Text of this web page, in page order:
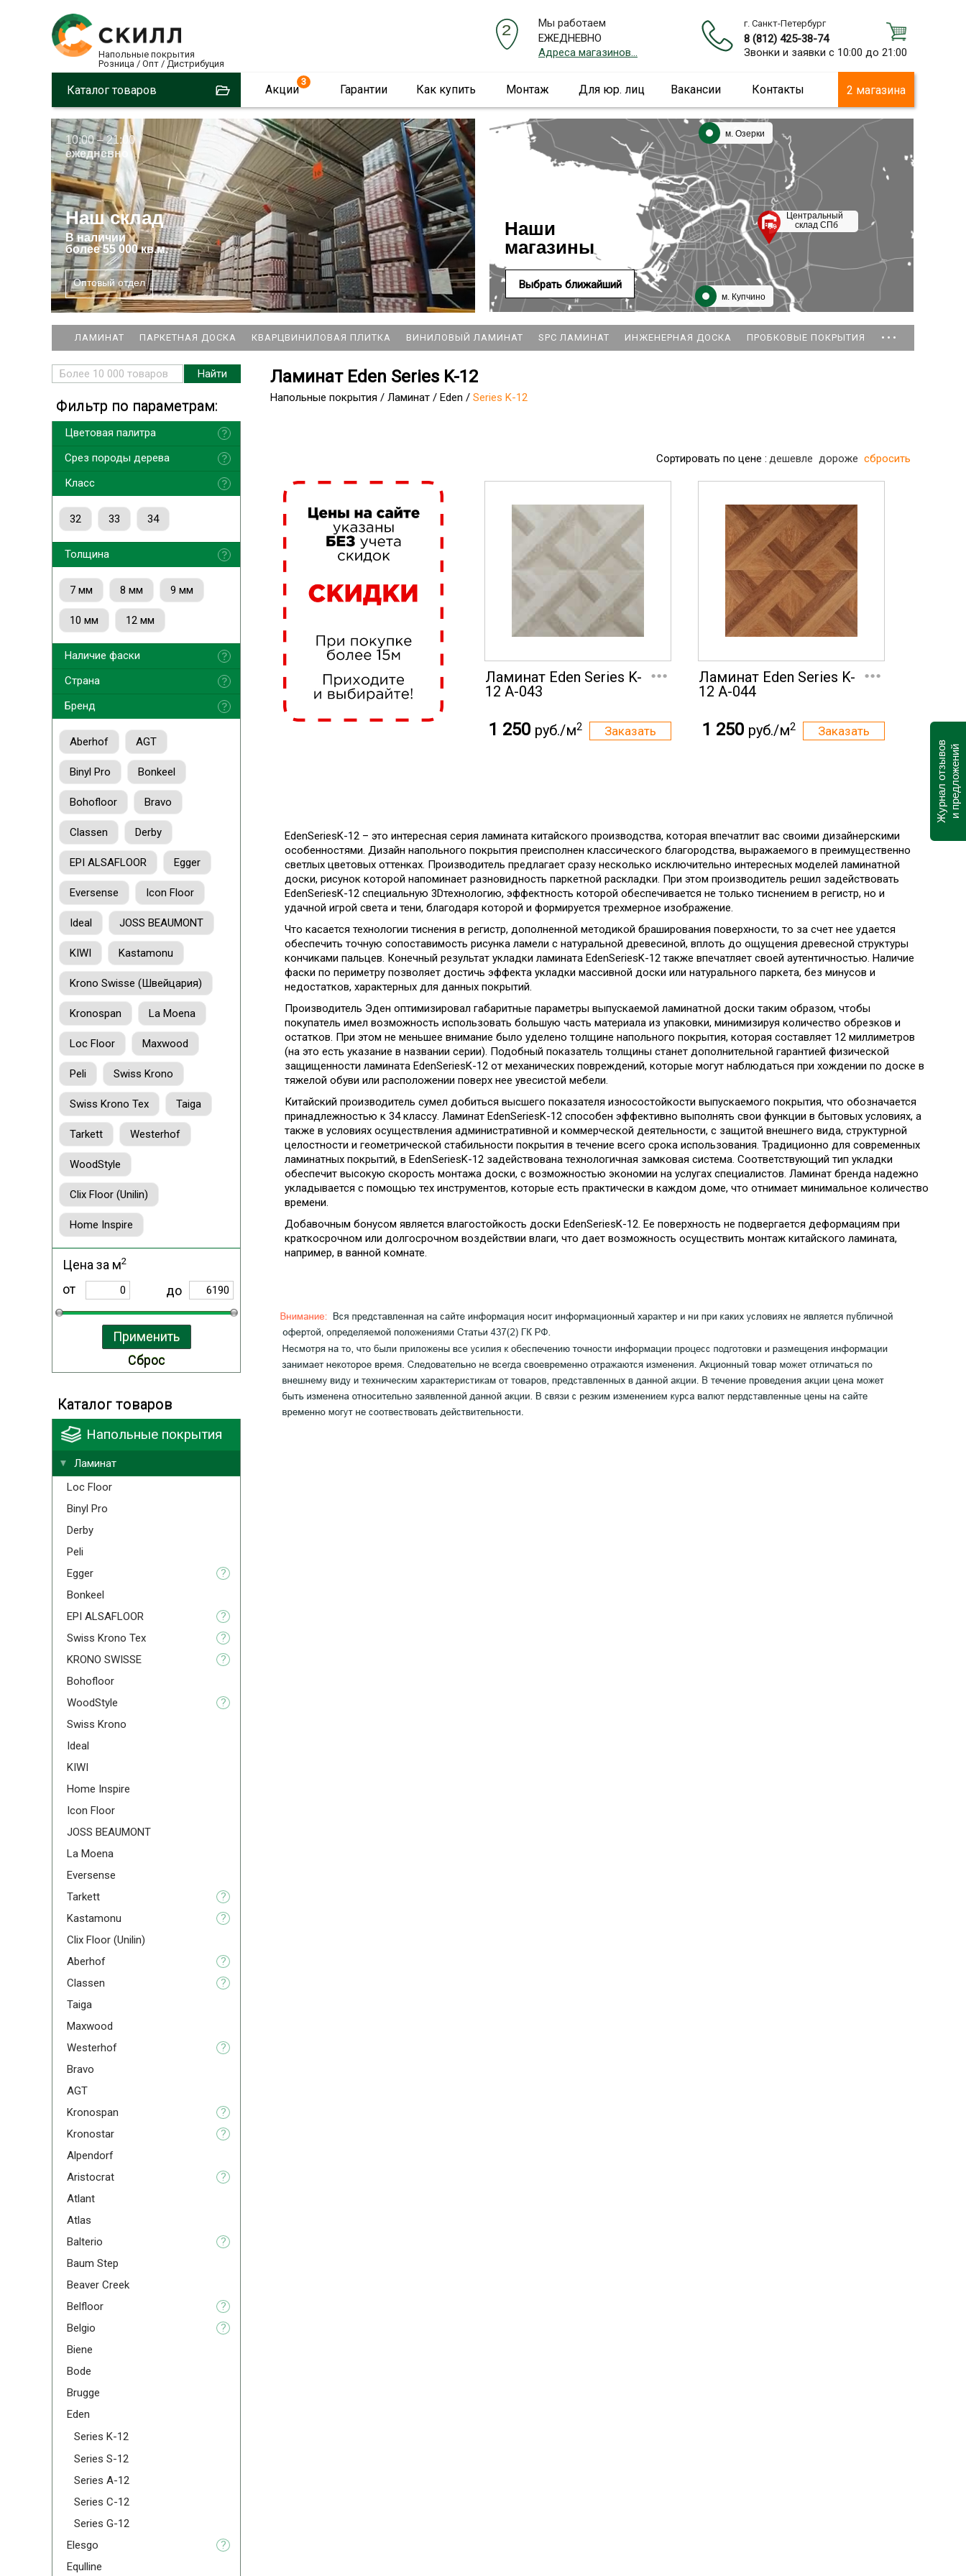
Напольные покрытия
Розница / Опт / Дистрибуция
г. Санкт-Петербург
8 (812) 425-38-74
Звонки и заявки с 10:00 до 21:00
Мы работаем
ЕЖЕДНЕВНО
Адреса магазинов...
Каталог товаров Акции
3
Гарантии Как купить Монтаж Для юр. лиц Вакансии Контакты 2 магазина
10:00 – 21:00
ежедневно
Наш склад
Вналичии
более 55 000 кв.м.
Оптовый отдел
Наши
магазины
м. Озерки
м. Купчино
Центральный
склад СПб
Выбрать ближайший
ЛАМИНАТ ПАРКЕТНАЯ ДОСКА КВАРЦВИНИЛОВАЯ ПЛИТКА ВИНИЛОВЫЙ ЛАМИНАТ SPC ЛАМИНАТ ИНЖЕНЕРНАЯ ДОСКА ПРОБКОВЫЕ ПОКРЫТИЯ ...
Ламинат Eden Series K-12
Напольные покрытия / Ламинат / Eden / Series K-12
Сортировать по цене : дешевле дороже сбросить
Ламинат Eden Series K-
12 А-043
...
1 250 руб./м2
Ламинат Eden Series K-
12 А-044
...
1 250 руб./м2
EdenSeriesK-12 – это интересная серия ламината китайского производства, которая впечатлит вас своими дизайнерскими
особенностями. Дизайн напольного покрытия преисполнен классического благородства, выражаемого в преимущественно
светлых цветовых оттенках. Производитель предлагает сразу несколько исключительно интересных моделей ламинатной
доски, рисунок которой напоминает разновидность паркетной раскладки. При этом производитель решил задействовать
EdenSeriesK-12 специальную 3Dтехнологию, эффектность которой обеспечивается не только тиснением в регистр, но и
удачной игрой света и тени, благодаря которой и формируется трехмерное изображение.
Что касается технологии тиснения в регистр, дополненной методикой браширования поверхности, то за счет нее удается
обеспечить точную сопоставимость рисунка ламели с натуральной древесиной, вплоть до ощущения древесной структуры
кончиками пальцев. Конечный результат укладки ламината EdenSeriesK-12 также впечатляет своей аутентичностью. Наличие
фаски по периметру позволяет достичь эффекта укладки массивной доски или натурального паркета, без минусов и
недостатков, характерных для данных покрытий.
Производитель Эден оптимизировал габаритные параметры выпускаемой ламинатной доски таким образом, чтобы
покупатель имел возможность использовать большую часть материала из упаковки, минимизируя количество обрезков и
остатков. При этом не меньшее внимание было уделено толщине напольного покрытия, которая составляет 12 миллиметров
(на это есть указание в названии серии). Подобный показатель толщины станет дополнительной гарантией физической
защищенности ламината EdenSeriesK-12 от механических повреждений, которые могут наблюдаться при хождении по доске в
тяжелой обуви или расположении поверх нее увесистой мебели.
Китайский производитель сумел добиться высшего показателя износостойкости выпускаемого покрытия, что обозначается
принадлежностью к 34 классу. Ламинат EdenSeriesK-12 способен эффективно выполнять свои функции в бытовых условиях, а
также в условиях осуществления административной и коммерческой деятельности, с защитой внешнего вида, структурной
целостности и геометрической стабильности покрытия в течение всего срока использования. Традиционно для современных
ламинатных покрытий, в EdenSeriesK-12 задействована технологичная замковая система. Соответствующий тип укладки
обеспечит высокую скорость монтажа доски, с возможностью экономии на услугах специалистов. Ламинат бренда надежно
укладывается с помощью тех инструментов, которые есть практически в каждом доме, что отнимает минимальное количество
времени.
Добавочным бонусом является влагостойкость доски EdenSeriesK-12. Ее поверхность не подвергается деформациям при
краткосрочном или долгосрочном воздействии влаги, что дает возможность осуществить монтаж китайского ламината,
например, в ванной комнате.
Фильтр по параметрам:
Цветовая палитра
Срез породы дерева
Класс
32 33 34
Толщина
7 мм 8 мм 9 мм
10 мм 12 мм
Наличие фаски
Страна
Бренд
Aberhof AGT
Binyl Pro Bonkeel
Bohofloor Bravo
Classen Derby
EPI ALSAFLOOR Egger
Eversense Icon Floor
Ideal JOSS BEAUMONT
KIWI Kastamonu
Krono Swisse (Швейцария)
Kronospan La Moena
Loc Floor Maxwood
Peli Swiss Krono
Swiss Krono Tex Taiga
Tarkett Westerhof
WoodStyle
Clix Floor (Unilin)
Home Inspire
Цена за м2
от до
Каталог товаров
Напольные покрытия
Ламинат
Loc Floor
Binyl Pro
Derby
Peli
Egger
?
Bonkeel
EPI ALSAFLOOR
?
Swiss Krono Tex
?
KRONO SWISSE
?
Bohofloor
WoodStyle
?
Swiss Krono
Ideal
KIWI
Home Inspire
Icon Floor
JOSS BEAUMONT
La Moena
Eversense
Tarkett
?
Kastamonu
?
Clix Floor (Unilin)
Aberhof
?
Classen
?
Taiga
Maxwood
Westerhof
?
Bravo
AGT
Kronospan
?
Kronostar
?
Alpendorf
Aristoсrat
?
Atlant
Atlas
Balterio
?
Baum Step
Beaver Creek
Belfloor
?
Belgio
?
Biene
Bode
Brugge
Eden
Series K-12
Series S-12
Series A-12
Series C-12
Series G-12
Elesgo
?
Equlline
Журнал отзывови предложений